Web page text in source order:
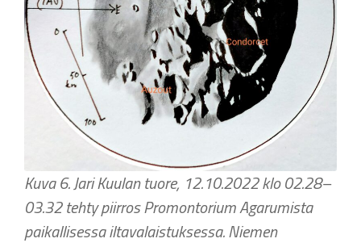
Kuva 6. Jari Kuulan tuore, 12.10.2022 klo 02.28–
03.32 tehty piirros Promontorium Agarumista
paikallisessa iltavalaistuksessa. Niemen